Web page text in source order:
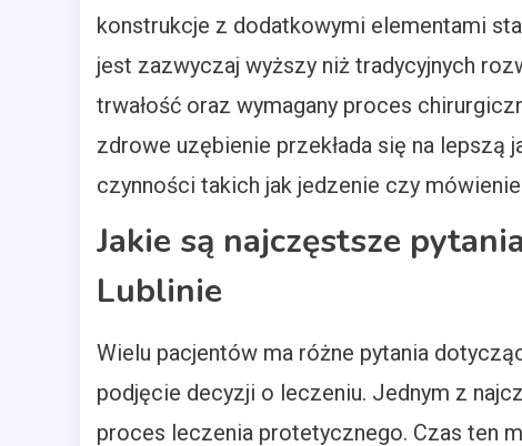
konstrukcje z dodatkowymi elementami
jest zazwyczaj wyższy niż tradycyjnych
trwałość oraz wymagany proces
zdrowe uzębienie przekłada się na
czynności takich jak jedzenie czy
Jakie są najczęstsze
Lublinie
Wielu pacjentów ma różne pytania
podjęcie decyzji o leczeniu. Jednym z
proces leczenia protetycznego. Czas ten